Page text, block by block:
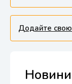
Додайте свою
Новини